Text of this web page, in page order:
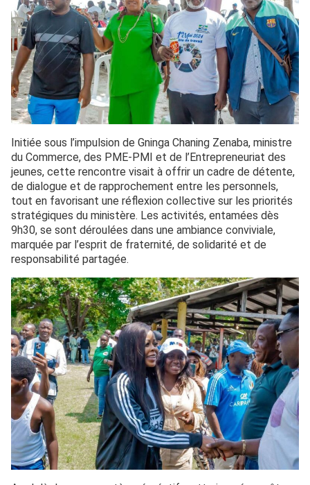
Initiée sous l’impulsion de Gninga Chaning Zenaba, ministre
du Commerce, des PME-PMI et de l’Entrepreneuriat des
jeunes, cette rencontre visait à offrir un cadre de détente,
de dialogue et de rapprochement entre les personnels,
tout en favorisant une réflexion collective sur les priorités
stratégiques du ministère. Les activités, entamées dès
9h30, se sont déroulées dans une ambiance conviviale,
marquée par l’esprit de fraternité, de solidarité et de
responsabilité partagée.